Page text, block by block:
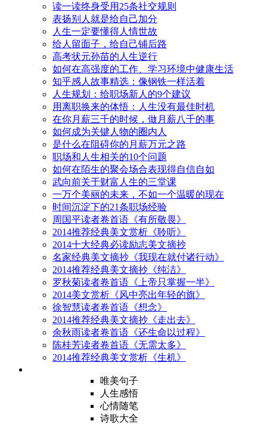
读一读终身受用25条社交规则
表扬别人就是给自己加分
人生一定要懂得人情世故
给人留面子，给自己铺后路
高考状元孙苗的人生逆行
如何在高强度的工作、学习环境中健康生活
知乎感人故事精选：像钢铁一样活着
人生规划：给职场新人的9个建议
用离职换来的体悟：人生没有最佳时机
在你月薪三千的时候，做月薪八千的事
如何成为关键人物的圈内人
是什么在阻碍你的月薪万元之路
职场和人生相关的10个问题
如何在陌生的聚会场合表现得自信自如
武向前关于财富人生的三堂课
一万个美丽的未来，不如一个温暖的现在
时间沉淀下的21条职场经验
周国平读者卷首语《有所敬畏》
2014推荐经典美文赏析《聆听》
2014十大经典必读励志美文摘抄
名家经典美文摘抄《我现在就付诸行动》
2014推荐经典美文摘抄《纯洁》
罗秋菊读者卷首语《上帝只掌握一半》
2014美文赏析《风中亮出年轻的旗》
徐智慧读者卷首语《想念》
2014推荐经典美文摘抄《走出去》
余秋雨读者卷首语《还生命以过程》
陈桂芳读者卷首语《无需太多》
2014推荐经典美文赏析《生机》
唯美句子
人生感悟
心情随笔
诗歌大全